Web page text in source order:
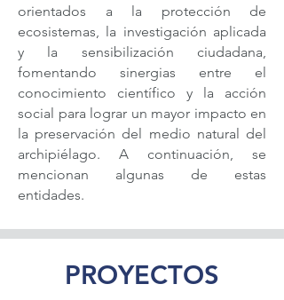
orientados a la protección de
ecosistemas, la investigación aplicada
y la sensibilización ciudadana,
fomentando sinergias entre el
conocimiento científico y la acción
social para lograr un mayor impacto en
la preservación del medio natural del
archipiélago. A continuación, se
mencionan algunas de estas
entidades.
PROYECTOS